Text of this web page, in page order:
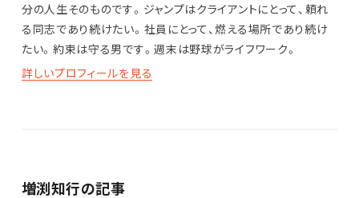
分の人生そのものです。ジャンプはクライアントにとって、頼れ
る同志であり続けたい。社員にとって、燃える場所であり続け
たい。約束は守る男です。週末は野球がライフワーク。
詳しいプロフィールを見る
増渕知行の記事